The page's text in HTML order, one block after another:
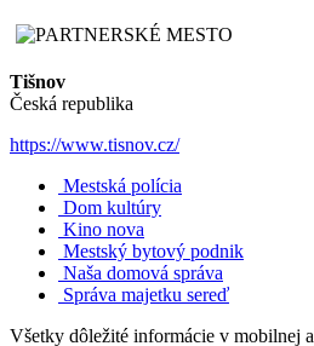
Tišnov
Česká republika
https://www.tisnov.cz/
Mestská polícia
Dom kultúry
Kino nova
Mestský bytový podnik
Naša domová správa
Správa majetku sereď
Všetky dôležité informácie v mobilnej